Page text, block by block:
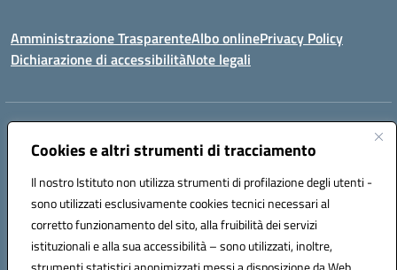
Cookies e altri strumenti di tracciamento
Il nostro Istituto non utilizza strumenti di profilazione degli utenti -
sono utilizzati esclusivamente cookies tecnici necessari al
corretto funzionamento del sito, alla fruibilità dei servizi
istituzionali e alla sua accessibilità – sono utilizzati, inoltre,
Amministrazione TrasparenteAlbo onlinePrivacy Policy
Dichiarazione di accessibilitàNote legali
Centralino:0923 569559 Email:tpis02200a@istruzione.it
Posta elettronica certificata (PEC):tpis02200a@pec.istruzione.it
Codice fiscale: 93066580817
Codice meccanografico:TPIS02200A
VIA CESARÒ, 36 - 91016 ERICE - CASA SANTA (TP)
Telefono: 0923569559